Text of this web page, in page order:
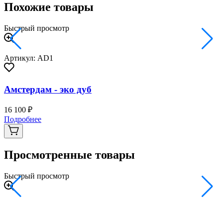
Похожие товары
Быстрый просмотр
Артикул: AD1
Амстердам - эко дуб
16 100 ₽
Подробнее
Просмотренные товары
Быстрый просмотр